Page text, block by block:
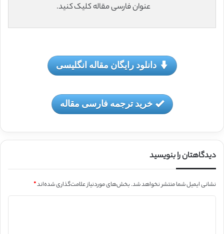
عنوان فارسی مقاله کلیک کنید.
دانلود رایگان مقاله انگلیسی
خرید ترجمه فارسی مقاله
دیدگاهتان را بنویسید
نشانی ایمیل شما منتشر نخواهد شد.بخش‌های موردنیاز علامت‌گذاری شده‌اند*